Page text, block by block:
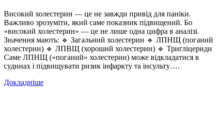
Високий холестерин — це не завжди привід для паніки.
Важливо зрозуміти, який саме показник підвищений. Бо
«високий холестерин» — це не лише одна цифра в аналізі.
Значення мають: 🔹 Загальний холестерин 🔹 ЛПНЩ (поганий
холестерин) 🔹 ЛПВЩ (хороший холестерин) 🔹 Тригліцериди
Саме ЛПНЩ («поганий» холестерин) може відкладатися в
судинах і підвищувати ризик інфаркту та інсульту….
Докладніше